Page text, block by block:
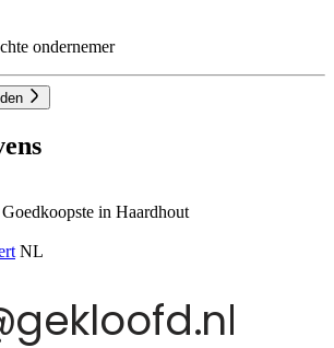
ondernemer
in Haardhout
NL